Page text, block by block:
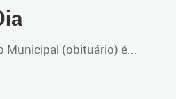
Municipal (obituário) é...